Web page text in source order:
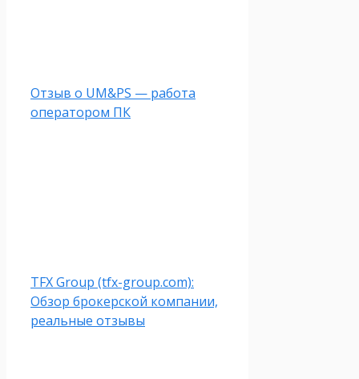
Отзыв о UM&PS — работа
оператором ПК
TFX Group (tfx-group.com):
Обзор брокерской компании,
реальные отзывы